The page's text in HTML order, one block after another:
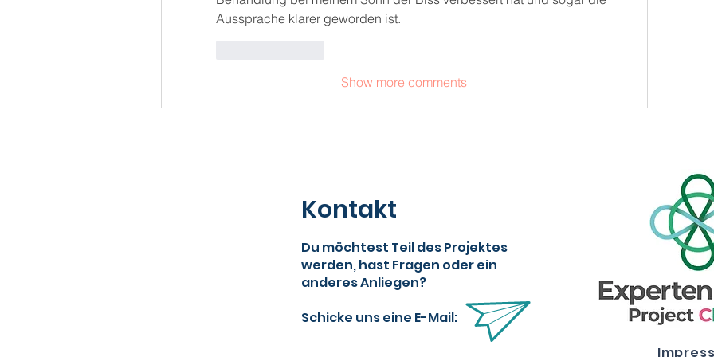
Aussprache klarer geworden ist.
Show more comments
Kontakt
Du möchtest Teil des Projektes
werden, hast Fragen oder ein
anderes Anliegen?
Schicke uns eine E-Mail: